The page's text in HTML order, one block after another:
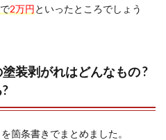
2万円といったところでしょう
装剥がれはどんなもの ?
箇条書きでまとめました。